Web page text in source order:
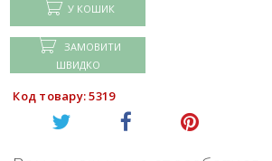
У КОШИК
ЗАМОВИТИ
ШВИДКО
Код товару: 5319